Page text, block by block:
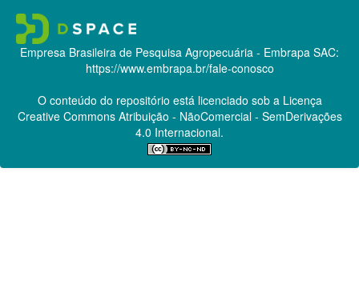
Empresa Brasileira de Pesquisa Agropecuária - Embrapa SAC:
https://www.embrapa.br/fale-conosco
O conteúdo do repositório está licenciado sob a Licença
Creative CommonsAtribuição - NãoComercial - SemDerivações
4.0 Internacional.